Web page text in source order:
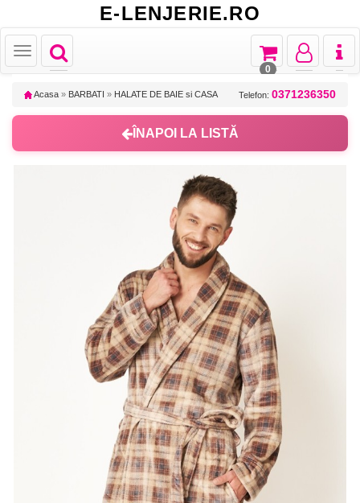
E-LENJERIE.RO
Toggle
navigation
Toggle
Toggle
navigation
Toggle
navigation
Toggle
navigation
0
Acasa » BARBATI » HALATE DE BAIE si CASA Telefon: 0371236350
ÎNAPOI LA LISTĂ